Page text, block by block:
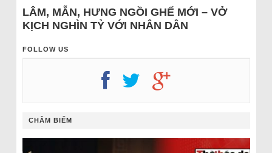
LÂM, MẪN, HƯNG NGỒI GHẾ MỚI – VỞ
KỊCH NGHÌN TỶ VỚI NHÂN DÂN
FOLLOW US
CHÂM BIẾM